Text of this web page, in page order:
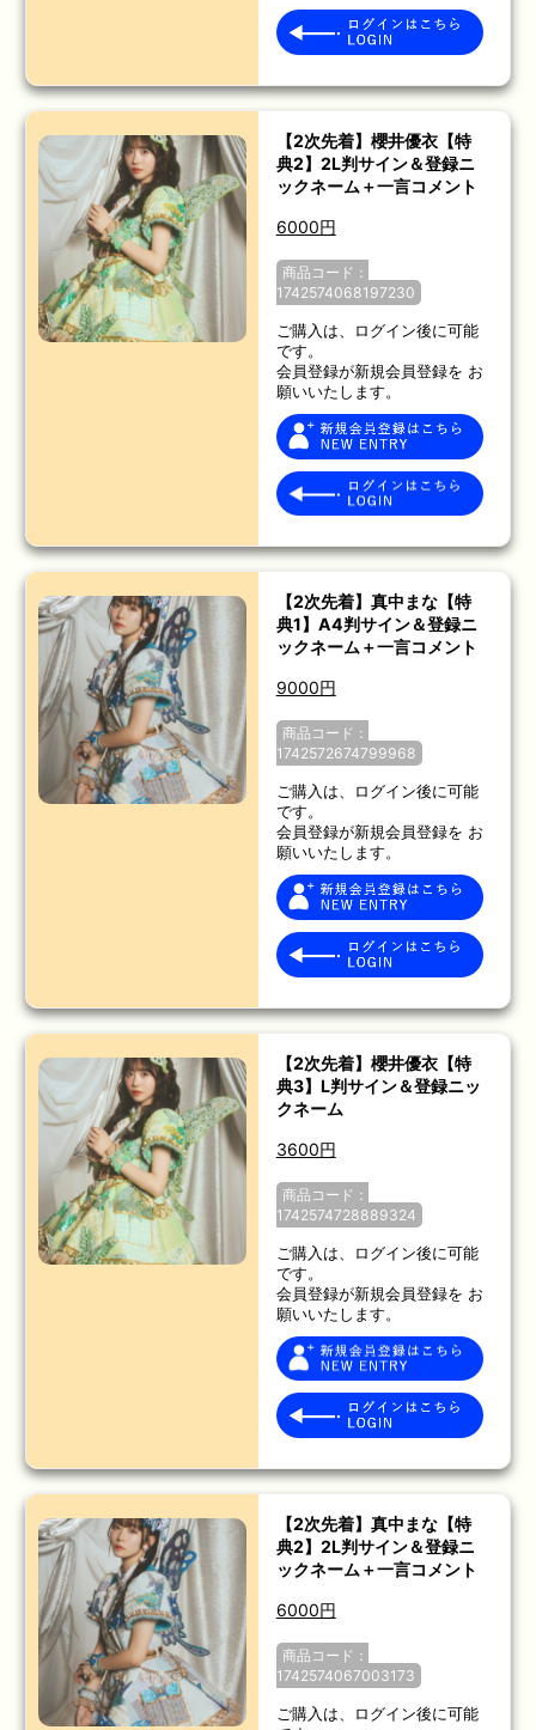
【2次先着】櫻井優衣【特
典2】2L判サイン＆登録ニ
ックネーム＋一言コメント
6000円
商品コード：
1742574068197230
ご購入は、ログイン後に可能
です。
会員登録が新規会員登録を お
願いいたします。
【2次先着】真中まな【特
典1】A4判サイン＆登録ニ
ックネーム＋一言コメント
9000円
商品コード：
1742572674799968
ご購入は、ログイン後に可能
です。
会員登録が新規会員登録を お
願いいたします。
【2次先着】櫻井優衣【特
典3】L判サイン＆登録ニッ
クネーム
3600円
商品コード：
1742574728889324
ご購入は、ログイン後に可能
です。
会員登録が新規会員登録を お
願いいたします。
【2次先着】真中まな【特
典2】2L判サイン＆登録ニ
ックネーム＋一言コメント
6000円
商品コード：
1742574067003173
ご購入は、ログイン後に可能